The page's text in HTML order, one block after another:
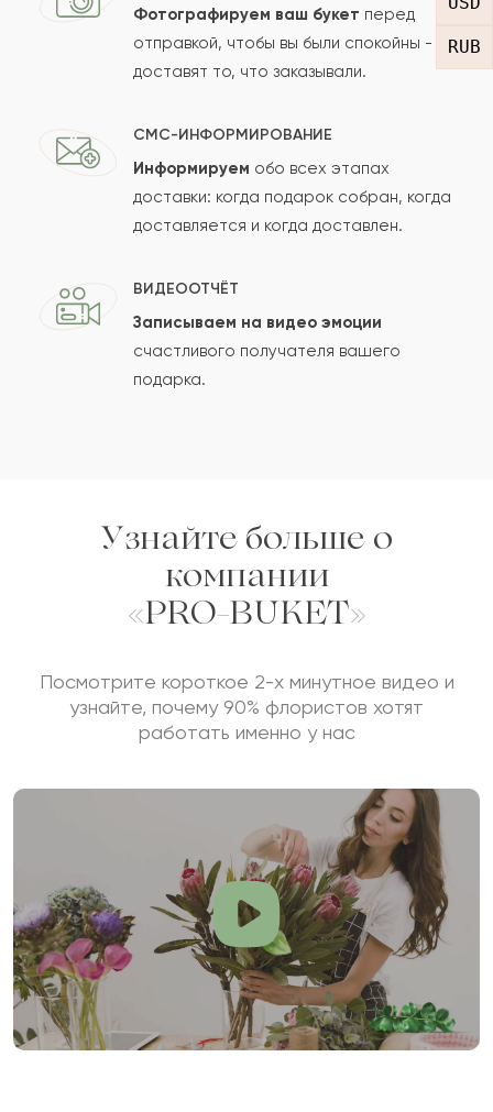
RUB
Сколько будет
Отзыв будет опубликован после проверки.
Проверяем на спам.
Фотографируем ваш букет перед
отправкой, чтобы вы были спокойны -
доставят то, что заказывали.
СМС-ИНФОРМИРОВАНИЕ
Информируем обо всех этапах
доставки: когда подарок собран, когда
доставляется и когда доставлен.
ВИДЕООТЧЁТ
Записываем на видео эмоции
счастливого получателя вашего
подарка.
Узнайте больше о
компании
«PRO-BUKET»
Посмотрите короткое 2-х минутное видео и
узнайте, почему 90% флористов хотят
работать именно у нас